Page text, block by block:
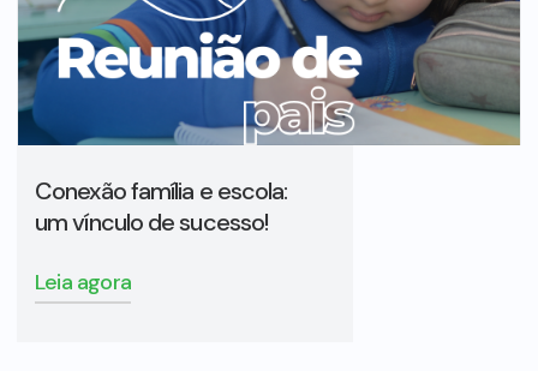
Conexão família e escola:
um vínculo de sucesso!
Leia agora